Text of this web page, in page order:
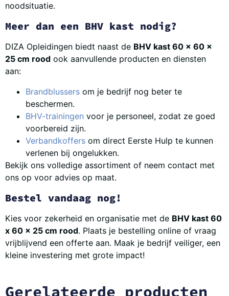
noodsituatie.
Meer dan een BHV kast nodig?
DIZA Opleidingen biedt naast de BHV kast 60 x 60 x
25 cm rood ook aanvullende producten en diensten
aan:
Brandblussers om je bedrijf nog beter te
beschermen.
BHV-trainingen voor je personeel, zodat ze goed
voorbereid zijn.
Verbandkoffers om direct Eerste Hulp te kunnen
verlenen bij ongelukken.
Bekijk ons volledige assortiment of neem contact met
ons op voor advies op maat.
Bestel vandaag nog!
Kies voor zekerheid en organisatie met de BHV kast 60
x 60 x 25 cm rood. Plaats je bestelling online of vraag
vrijblijvend een offerte aan. Maak je bedrijf veiliger, een
kleine investering met grote impact!
Gerelateerde producten